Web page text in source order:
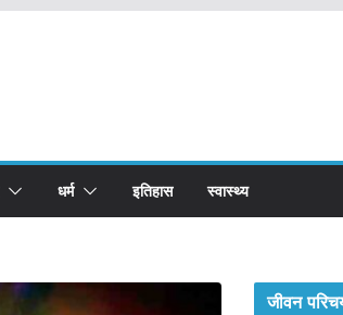
धर्म इतिहास स्वास्थ्य
जीवन